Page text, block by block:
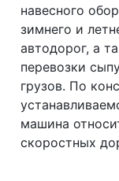
навесного
зимнего и
автодорог, а
перевозки
грузов. По
машина
скоростных